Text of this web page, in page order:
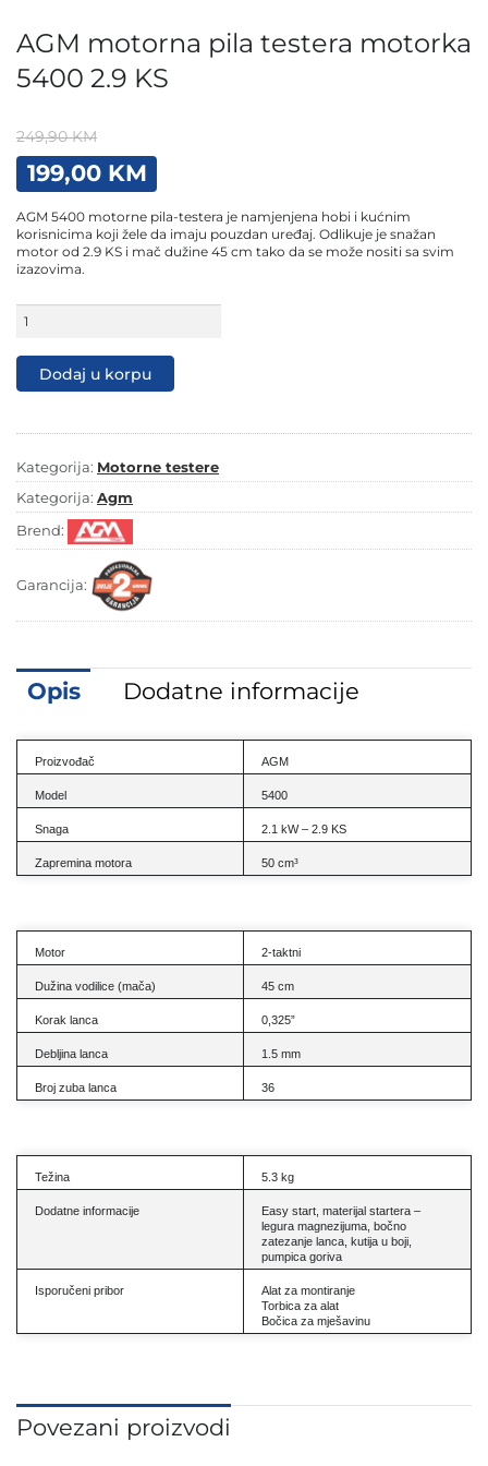
AGM motorna pila testera motorka
5400 2.9 KS
249,90KM
Original
price
was:
249,90 KM.
199,00 KM
Current
price
is:
199,00 KM.
AGM 5400 motorne pila-testera je namjenjena hobi i kućnim
korisnicima koji žele da imaju pouzdan uređaj. Odlikuje je snažan
motor od 2.9 KS i mač dužine 45 cm tako da se može nositi sa svim
izazovima.
motorna
testera
motorka
KS
Dodaj u korpu
Kategorija: Motorne testere
Kategorija: Agm
Brend:
Garancija:
Opis Dodatne informacije
Proizvođač AGM
Model 5400
Snaga 2.1 kW – 2.9 KS
Zapremina motora 50 cm³
Motor 2-taktni
Dužina vodilice (mača) 45 cm
Korak lanca 0,325”
Debljina lanca 1.5 mm
Broj zuba lanca 36
Težina 5.3 kg
Dodatne informacije
Easy start, materijal startera –
legura magnezijuma, bočno
zatezanje lanca, kutija u boji,
pumpica goriva
Isporučeni pribor
Alat za montiranje
Torbica za alat
Bočica za mješavinu
Povezani proizvodi